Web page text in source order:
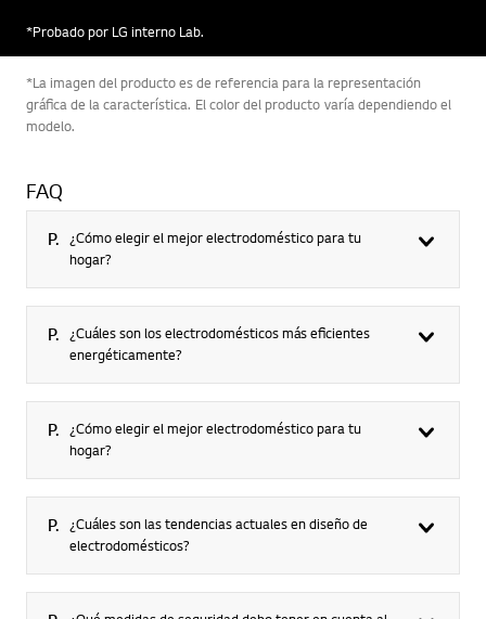
*Probado por LG interno Lab.
*La imagen del producto es de referencia para la representación
gráfica de la característica. El color del producto varía dependiendo el
modelo.
FAQ
P.
¿Cómo elegir el mejor electrodoméstico para tu
hogar?​
P.
¿Cuáles son los electrodomésticos más eficientes
energéticamente?
P.
¿Cómo elegir el mejor electrodoméstico para tu
hogar?​
P.
¿Cuáles son las tendencias actuales en diseño de
electrodomésticos?